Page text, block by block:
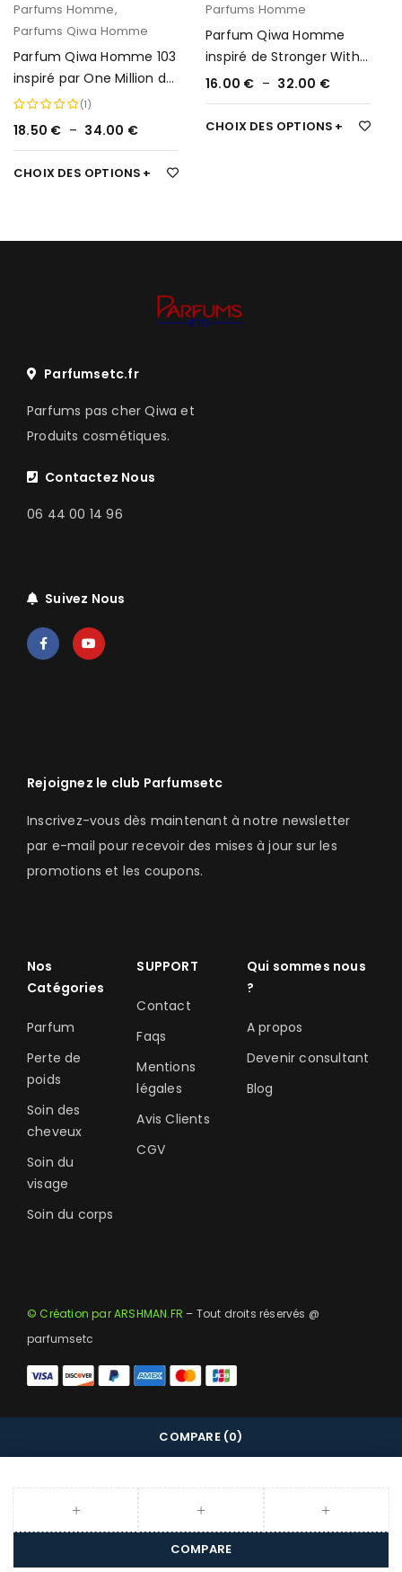
Parfums Homme,
Parfums Qiwa Homme
Parfum Qiwa Homme 103
inspiré par One Million de
Paco Rabanne
Note 5.00
sur 5
(1)
18.50 € – 34.00 €
CHOIX DES OPTIONS
Parfums Homme
Parfum Qiwa Homme
inspiré de Stronger With
You de Armani 12
16.00 € – 32.00 €
CHOIX DES OPTIONS
Parfumsetc.fr
Parfums pas cher Qiwa et
Produits cosmétiques.
Contactez Nous
06 44 00 14 96
Suivez Nous
Qui sommes nous
?
A propos
Devenir consultant
Blog
SUPPORT
Contact
Faqs
Mentions
légales
Avis Clients
CGV
Nos
Catégories
Parfum
Perte de
poids
Soin des
cheveux
Soin du
visage
Soin du corps
Rejoignez le club Parfumsetc
Inscrivez-vous dès maintenant à notre newsletter
par e-mail pour recevoir des mises à jour sur les
promotions et les coupons.
© Création par ARSHMAN.FR – Tout droits réservés @
parfumsetc
COMPARE (0)
COMPARE